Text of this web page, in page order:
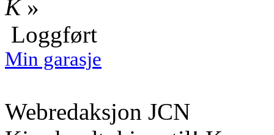
K»
Loggført
Min garasje
Webredaksjon JCN